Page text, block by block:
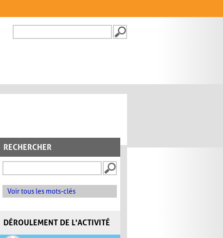
FORMULAIRE DE
RECHERCHER
Voir tous les mots-clés
DÉROULEMENT DE L'ACTIVITÉ